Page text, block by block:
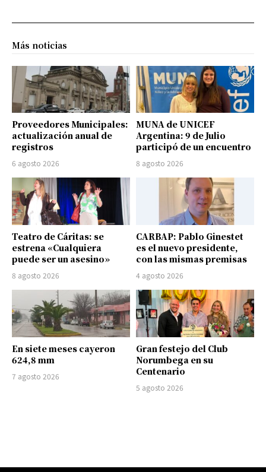
Más noticias
Proveedores Municipales:
actualización anual de
registros
6 agosto 2026
MUNA de UNICEF
Argentina: 9 de Julio
participó de un encuentro
8 agosto 2026
Teatro de Cáritas: se
estrena «Cualquiera
puede ser un asesino»
8 agosto 2026
CARBAP: Pablo Ginestet
es el nuevo presidente,
con las mismas premisas
4 agosto 2026
En siete meses cayeron
624,8 mm
7 agosto 2026
Gran festejo del Club
Norumbega en su
Centenario
5 agosto 2026